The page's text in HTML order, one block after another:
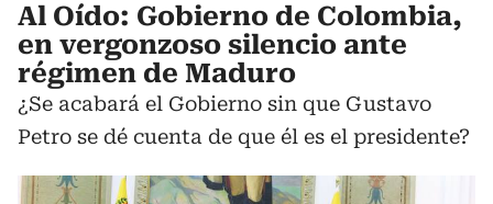
Al Oído: Gobierno de Colombia,
en vergonzoso silencio ante
régimen de Maduro
¿Se acabará el Gobierno sin que Gustavo
Petro se dé cuenta de que él es el presidente?